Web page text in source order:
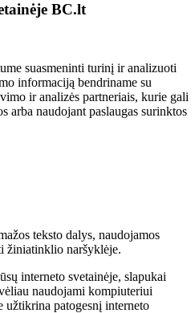
BC.lt
suasmeninti turinį ir analizuoti
informaciją bendriname su
ir analizės partneriais, kurie gali
arba naudojant paslaugas surinktos
teksto dalys, naudojamos
žiniatinklio naršyklėje.
interneto svetainėje, slapukai
naudojami kompiuteriui
patogesnį interneto